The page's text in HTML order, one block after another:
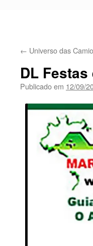
← Universo das
DL
Publicado em 12/09/